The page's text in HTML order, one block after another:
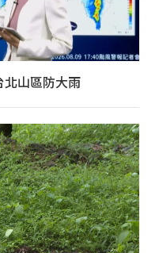
北山區防大雨